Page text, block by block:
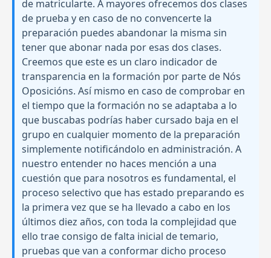
de matricularte. A mayores ofrecemos dos clases
de prueba y en caso de no convencerte la
preparación puedes abandonar la misma sin
tener que abonar nada por esas dos clases.
Creemos que este es un claro indicador de
transparencia en la formación por parte de Nós
Oposicións. Así mismo en caso de comprobar en
el tiempo que la formación no se adaptaba a lo
que buscabas podrías haber cursado baja en el
grupo en cualquier momento de la preparación
simplemente notificándolo en administración. A
nuestro entender no haces mención a una
cuestión que para nosotros es fundamental, el
proceso selectivo que has estado preparando es
la primera vez que se ha llevado a cabo en los
últimos diez años, con toda la complejidad que
ello trae consigo de falta inicial de temario,
pruebas que van a conformar dicho proceso